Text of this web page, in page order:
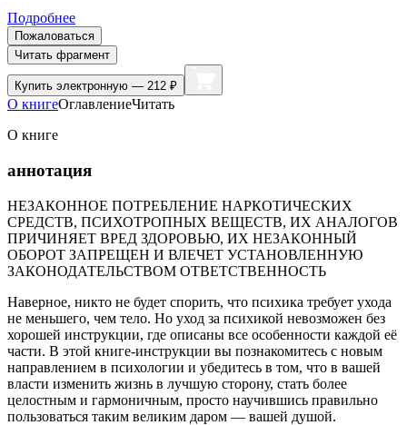
Подробнее
Пожаловаться
Читать фрагмент
Купить электронную — 212 ₽
О книгеОглавлениеЧитать
О книге
аннотация
НЕЗАКОННОЕ ПОТРЕБЛЕНИЕ НАРКОТИЧЕСКИХ
СРЕДСТВ, ПСИХОТРОПНЫХ ВЕЩЕСТВ, ИХ АНАЛОГОВ
ПРИЧИНЯЕТ ВРЕД ЗДОРОВЬЮ, ИХ НЕЗАКОННЫЙ
ОБОРОТ ЗАПРЕЩЕН И ВЛЕЧЕТ УСТАНОВЛЕННУЮ
ЗАКОНОДАТЕЛЬСТВОМ ОТВЕТСТВЕННОСТЬ
Наверное, никто не будет спорить, что психика требует ухода
не меньшего, чем тело. Но уход за психикой невозможен без
хорошей инструкции, где описаны все особенности каждой её
части. В этой книге-инструкции вы познакомитесь с новым
направлением в психологии и убедитесь в том, что в вашей
власти изменить жизнь в лучшую сторону, стать более
целостным и гармоничным, просто научившись правильно
пользоваться таким великим даром — вашей душой.